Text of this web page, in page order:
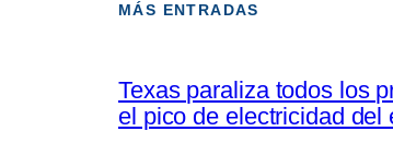
MÁS ENTRADAS
Texas paraliza todos los
el pico de electricidad